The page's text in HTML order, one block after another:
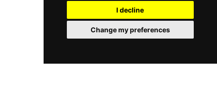
I decline
Change my preferences